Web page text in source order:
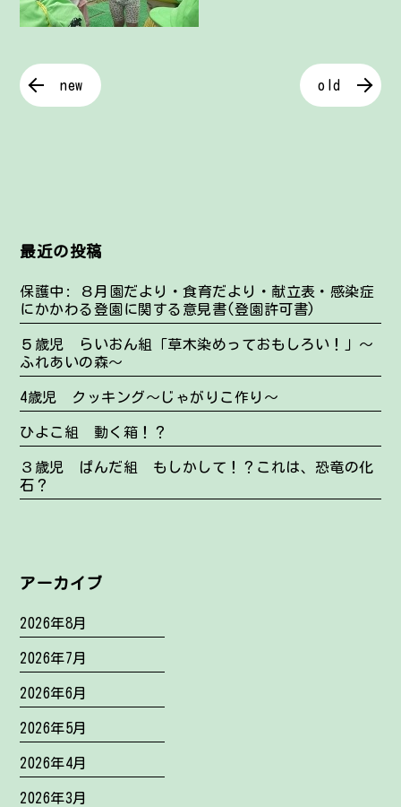
new old
最近の投稿
保護中: ８月園だより・食育だより・献立表・感染症
にかかわる登園に関する意見書(登園許可書)
５歳児 らいおん組「草木染めっておもしろい！」～
ふれあいの森～
4歳児 クッキング～じゃがりこ作り～
ひよこ組 動く箱！？
３歳児 ぱんだ組 もしかして！？これは、恐竜の化
石？
アーカイブ
2026年8月
2026年7月
2026年6月
2026年5月
2026年4月
2026年3月